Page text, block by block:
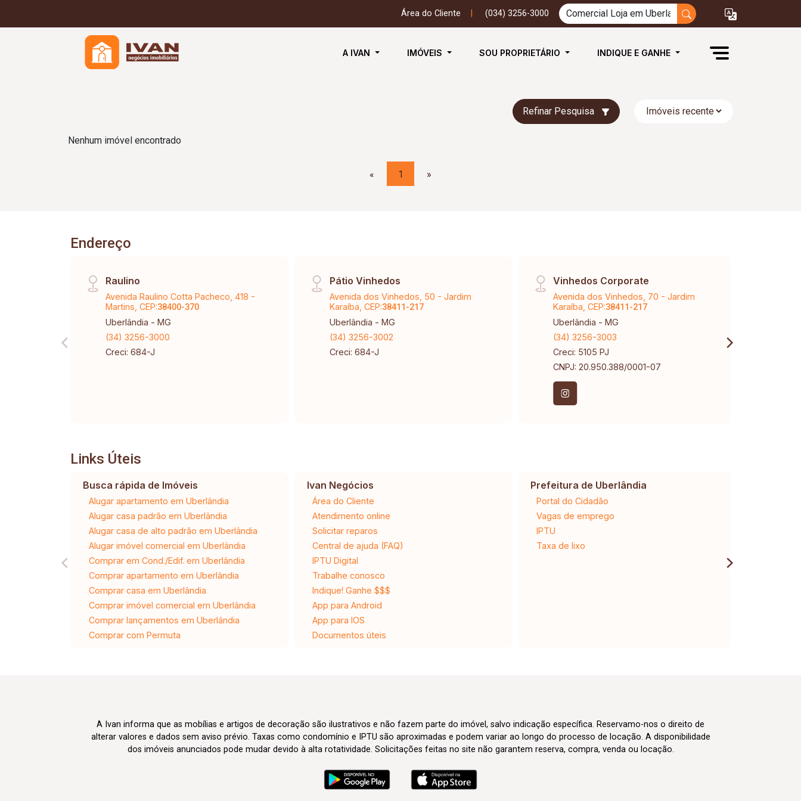
Área do Cliente (034) 3256-3000
A IVAN IMÓVEIS SOU PROPRIETÁRIO INDIQUE E GANHE
Refinar Pesquisa
Nenhum imóvel encontrado
« 1 »
Endereço
Raulino
Avenida Raulino Cotta Pacheco, 418 -
Martins, CEP:38400-370
Uberlândia - MG
(34) 3256-3000
Creci: 684-J
Pátio Vinhedos
Avenida dos Vinhedos, 50 - Jardim
Karaíba, CEP:38411-217
Uberlândia - MG
(34) 3256-3002
Creci: 684-J
Vinhedos Corporate
Avenida dos Vinhedos, 70 - Jardim
Karaíba, CEP:38411-217
Uberlândia - MG
(34) 3256-3003
Creci: 5105 PJ
CNPJ: 20.950.388/0001-07
Links Úteis
Busca rápida de Imóveis
Alugar apartamento em Uberlândia
Alugar casa padrão em Uberlândia
Alugar casa de alto padrão em Uberlândia
Alugar imóvel comercial em Uberlândia
Comprar em Cond./Edif. em Uberlândia
Comprar apartamento em Uberlândia
Comprar casa em Uberlândia
Comprar imóvel comercial em Uberlândia
Comprar lançamentos em Uberlândia
Comprar com Permuta
Ivan Negócios
Área do Cliente
Atendimento online
Solicitar reparos
Central de ajuda (FAQ)
IPTU Digital
Trabalhe conosco
Indique! Ganhe $$$
App para Android
App para IOS
Documentos úteis
Prefeitura de Uberlândia
Portal do Cidadão
Vagas de emprego
IPTU
Taxa de lixo
A Ivan informa que as mobílias e artigos de decoração são ilustrativos e não fazem parte do imóvel, salvo indicação específica. Reservamo-nos o direito de
alterar valores e dados sem aviso prévio. Taxas como condomínio e IPTU são aproximadas e podem variar ao longo do processo de locação. A disponibilidade
dos imóveis anunciados pode mudar devido à alta rotatividade. Solicitações feitas no site não garantem reserva, compra, venda ou locação.